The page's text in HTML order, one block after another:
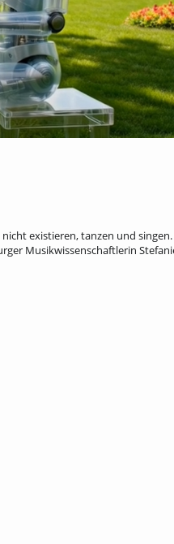
existieren, tanzen und
Musikwissenschaftlerin